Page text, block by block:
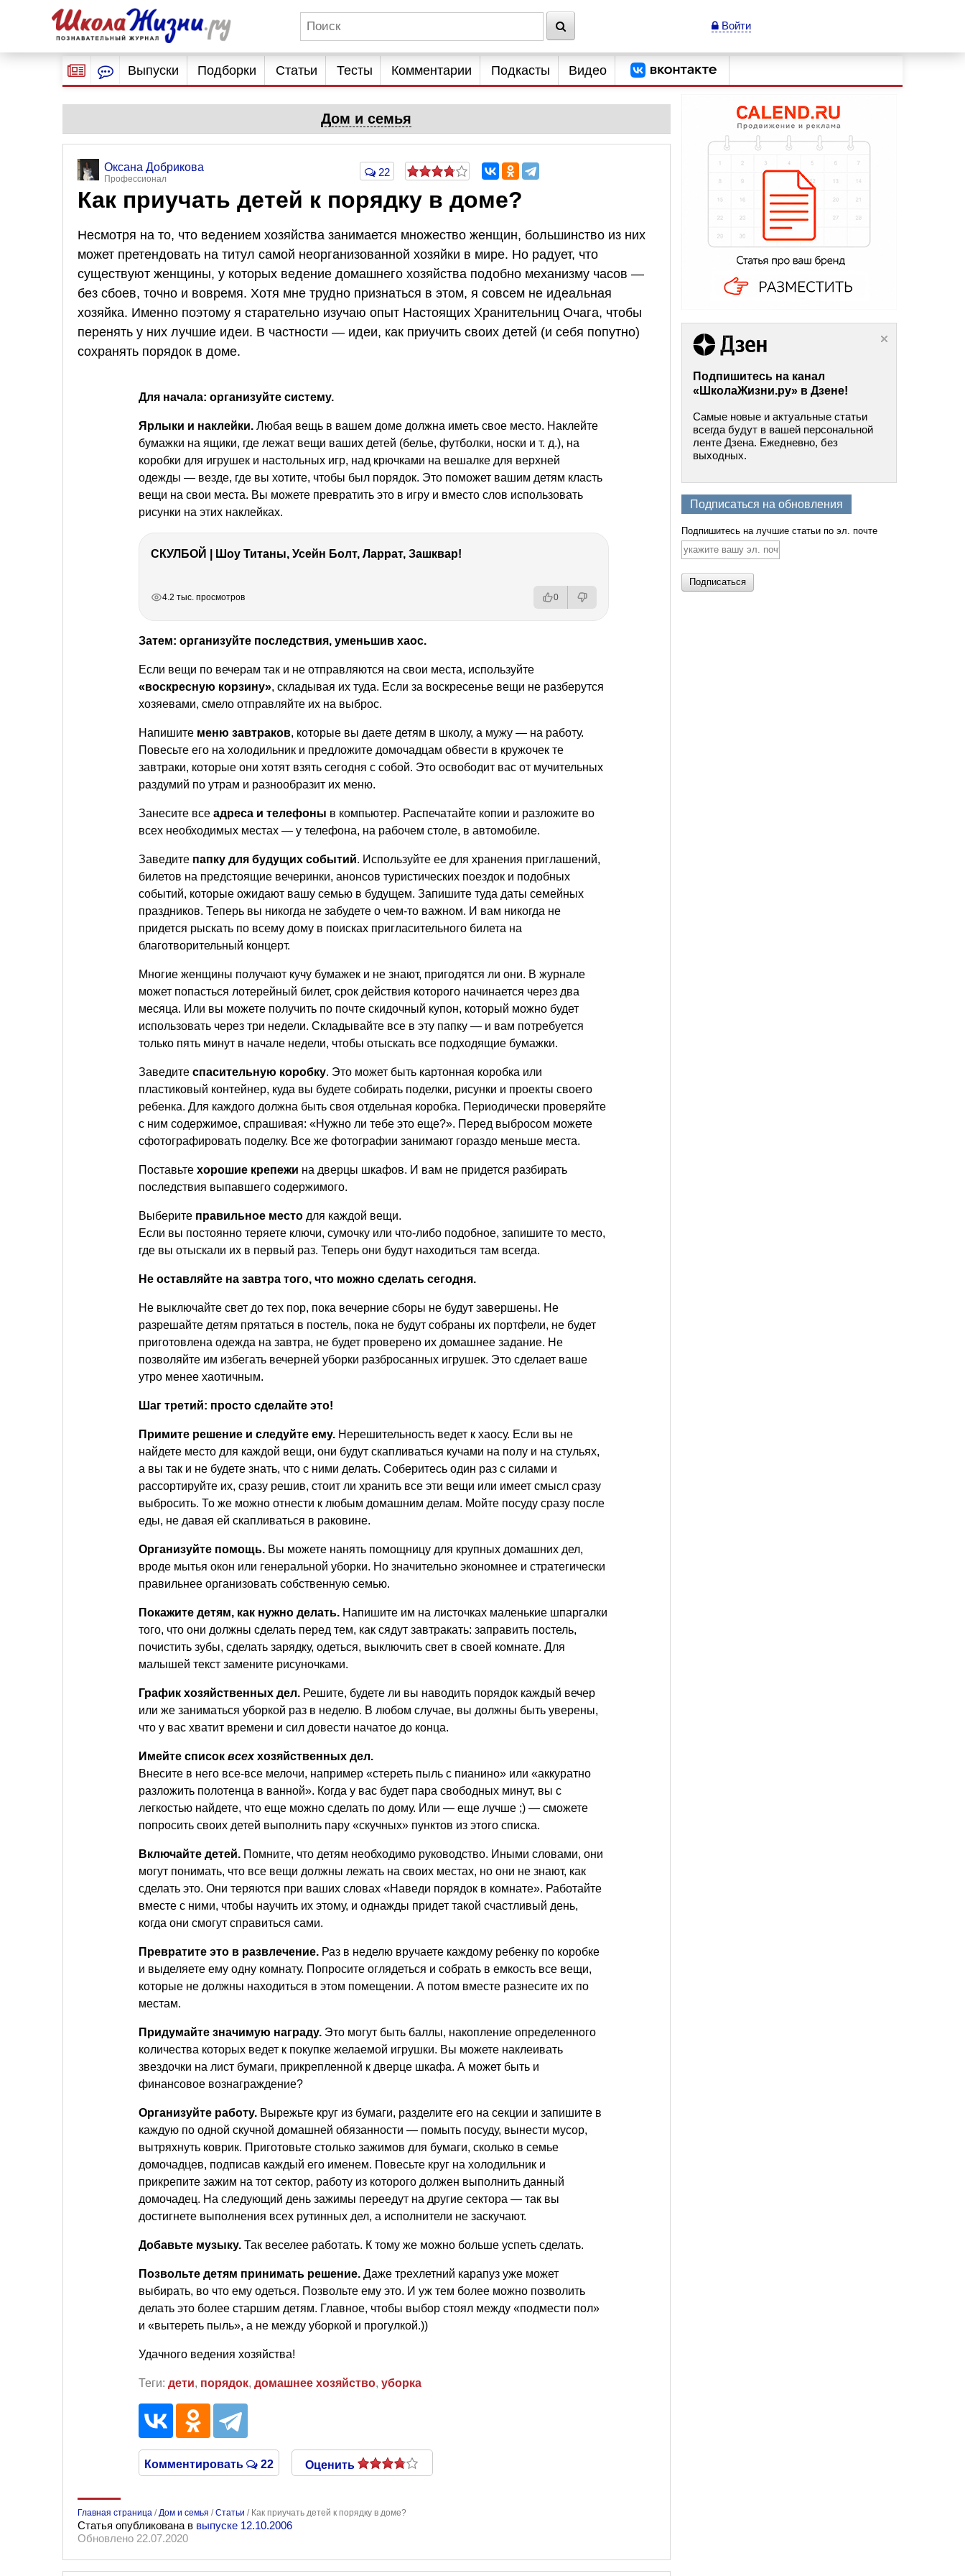
Войти
Выпуски Подборки Статьи Тесты Комментарии Подкасты Видео
Дом и семья
Оксана Добрикова
Профессионал
22
Как приучать детей к порядку в доме?
Несмотря на то, что ведением хозяйства занимается множество женщин, большинство из них
может претендовать на титул самой неорганизованной хозяйки в мире. Но радует, что
существуют женщины, у которых ведение домашнего хозяйства подобно механизму часов —
без сбоев, точно и вовремя. Хотя мне трудно признаться в этом, я совсем не идеальная
хозяйка. Именно поэтому я старательно изучаю опыт Настоящих Хранительниц Очага, чтобы
перенять у них лучшие идеи. В частности — идеи, как приучить своих детей (и себя попутно)
сохранять порядок в доме.
Для начала: организуйте систему.
Ярлыки и наклейки. Любая вещь в вашем доме должна иметь свое место. Наклейте
бумажки на ящики, где лежат вещи ваших детей (белье, футболки, носки и т. д.), на
коробки для игрушек и настольных игр, над крючками на вешалке для верхней
одежды — везде, где вы хотите, чтобы был порядок. Это поможет вашим детям класть
вещи на свои места. Вы можете превратить это в игру и вместо слов использовать
рисунки на этих наклейках.
СКУЛБОЙ | Шоу Титаны, Усейн Болт, Ларрат, Зашквар!
4.2 тыс. просмотров 0
Затем: организуйте последствия, уменьшив хаос.
Если вещи по вечерам так и не отправляются на свои места, используйте
«воскресную корзину», складывая их туда. Если за воскресенье вещи не разберутся
хозяевами, смело отправляйте их на выброс.
Напишите меню завтраков, которые вы даете детям в школу, а мужу — на работу.
Повесьте его на холодильник и предложите домочадцам обвести в кружочек те
завтраки, которые они хотят взять сегодня с собой. Это освободит вас от мучительных
раздумий по утрам и разнообразит их меню.
Занесите все адреса и телефоны в компьютер. Распечатайте копии и разложите во
всех необходимых местах — у телефона, на рабочем столе, в автомобиле.
Заведите папку для будущих событий. Используйте ее для хранения приглашений,
билетов на предстоящие вечеринки, анонсов туристических поездок и подобных
событий, которые ожидают вашу семью в будущем. Запишите туда даты семейных
праздников. Теперь вы никогда не забудете о чем-то важном. И вам никогда не
придется рыскать по всему дому в поисках пригласительного билета на
благотворительный концерт.
Многие женщины получают кучу бумажек и не знают, пригодятся ли они. В журнале
может попасться лотерейный билет, срок действия которого начинается через два
месяца. Или вы можете получить по почте скидочный купон, который можно будет
использовать через три недели. Складывайте все в эту папку — и вам потребуется
только пять минут в начале недели, чтобы отыскать все подходящие бумажки.
Заведите спасительную коробку. Это может быть картонная коробка или
пластиковый контейнер, куда вы будете собирать поделки, рисунки и проекты своего
ребенка. Для каждого должна быть своя отдельная коробка. Периодически проверяйте
с ним содержимое, спрашивая: «Нужно ли тебе это еще?». Перед выбросом можете
сфотографировать поделку. Все же фотографии занимают гораздо меньше места.
Поставьте хорошие крепежи на дверцы шкафов. И вам не придется разбирать
последствия выпавшего содержимого.
Выберите правильное место для каждой вещи.
Если вы постоянно теряете ключи, сумочку или что-либо подобное, запишите то место,
где вы отыскали их в первый раз. Теперь они будут находиться там всегда.
Не оставляйте на завтра того, что можно сделать сегодня.
Не выключайте свет до тех пор, пока вечерние сборы не будут завершены. Не
разрешайте детям прятаться в постель, пока не будут собраны их портфели, не будет
приготовлена одежда на завтра, не будет проверено их домашнее задание. Не
позволяйте им избегать вечерней уборки разбросанных игрушек. Это сделает ваше
утро менее хаотичным.
Шаг третий: просто сделайте это!
Примите решение и следуйте ему. Нерешительность ведет к хаосу. Если вы не
найдете место для каждой вещи, они будут скапливаться кучами на полу и на стульях,
а вы так и не будете знать, что с ними делать. Соберитесь один раз с силами и
рассортируйте их, сразу решив, стоит ли хранить все эти вещи или имеет смысл сразу
выбросить. То же можно отнести к любым домашним делам. Мойте посуду сразу после
еды, не давая ей скапливаться в раковине.
Организуйте помощь. Вы можете нанять помощницу для крупных домашних дел,
вроде мытья окон или генеральной уборки. Но значительно экономнее и стратегически
правильнее организовать собственную семью.
Покажите детям, как нужно делать. Напишите им на листочках маленькие шпаргалки
того, что они должны сделать перед тем, как сядут завтракать: заправить постель,
почистить зубы, сделать зарядку, одеться, выключить свет в своей комнате. Для
малышей текст замените рисуночками.
График хозяйственных дел. Решите, будете ли вы наводить порядок каждый вечер
или же заниматься уборкой раз в неделю. В любом случае, вы должны быть уверены,
что у вас хватит времени и сил довести начатое до конца.
Имейте список всеххозяйственных дел.
Внесите в него все-все мелочи, например «стереть пыль с пианино» или «аккуратно
разложить полотенца в ванной». Когда у вас будет пара свободных минут, вы с
легкостью найдете, что еще можно сделать по дому. Или — еще лучше ;) — сможете
попросить своих детей выполнить пару «скучных» пунктов из этого списка.
Включайте детей. Помните, что детям необходимо руководство. Иными словами, они
могут понимать, что все вещи должны лежать на своих местах, но они не знают, как
сделать это. Они теряются при ваших словах «Наведи порядок в комнате». Работайте
вместе с ними, чтобы научить их этому, и однажды придет такой счастливый день,
когда они смогут справиться сами.
Превратите это в развлечение. Раз в неделю вручаете каждому ребенку по коробке
и выделяете ему одну комнату. Попросите оглядеться и собрать в емкость все вещи,
которые не должны находиться в этом помещении. А потом вместе разнесите их по
местам.
Придумайте значимую награду. Это могут быть баллы, накопление определенного
количества которых ведет к покупке желаемой игрушки. Вы можете наклеивать
звездочки на лист бумаги, прикрепленной к дверце шкафа. А может быть и
финансовое вознаграждение?
Организуйте работу. Вырежьте круг из бумаги, разделите его на секции и запишите в
каждую по одной скучной домашней обязанности — помыть посуду, вынести мусор,
вытряхнуть коврик. Приготовьте столько зажимов для бумаги, сколько в семье
домочадцев, подписав каждый его именем. Повесьте круг на холодильник и
прикрепите зажим на тот сектор, работу из которого должен выполнить данный
домочадец. На следующий день зажимы переедут на другие сектора — так вы
достигнете выполнения всех рутинных дел, а исполнители не заскучают.
Добавьте музыку. Так веселее работать. К тому же можно больше успеть сделать.
Позвольте детям принимать решение. Даже трехлетний карапуз уже может
выбирать, во что ему одеться. Позвольте ему это. И уж тем более можно позволить
делать это более старшим детям. Главное, чтобы выбор стоял между «подмести пол»
и «вытереть пыль», а не между уборкой и прогулкой.))
Удачного ведения хозяйства!
Теги: дети, порядок, домашнее хозяйство, уборка
Комментировать 22 Оценить
Главная страница / Дом и семья /Статьи / Как приучать детей к порядку в доме?
Статья опубликована в выпуске 12.10.2006
Обновлено 22.07.2020
Подпишитесь на канал
«ШколаЖизни.ру» в Дзене!
Самые новые и актуальные статьи
всегда будут в вашей персональной
ленте Дзена. Ежедневно, без
выходных.
Подписаться на обновления
Подпишитесь на лучшие статьи по эл. почте